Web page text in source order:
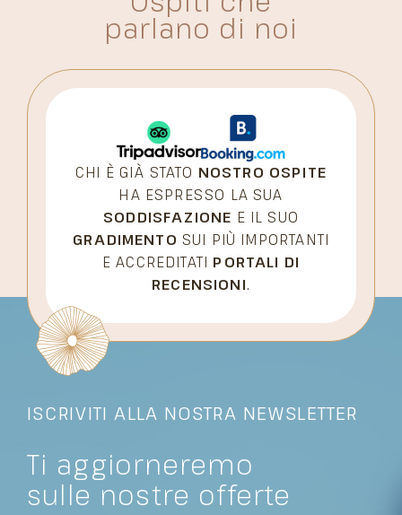
parlano di noi
CHI È GIÀ STATO NOSTRO OSPITE
HA ESPRESSO LA SUA
SODDISFAZIONE E IL SUO
GRADIMENTO SUI PIÙ IMPORTANTI
E ACCREDITATI PORTALI DI
RECENSIONI.
ISCRIVITI ALLA NOSTRA NEWSLETTER
Ti aggiorneremo
sulle nostre offerte